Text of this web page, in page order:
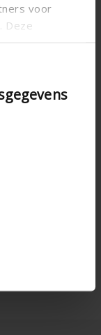
voor
Deze
verstrekt of
uw gebruik